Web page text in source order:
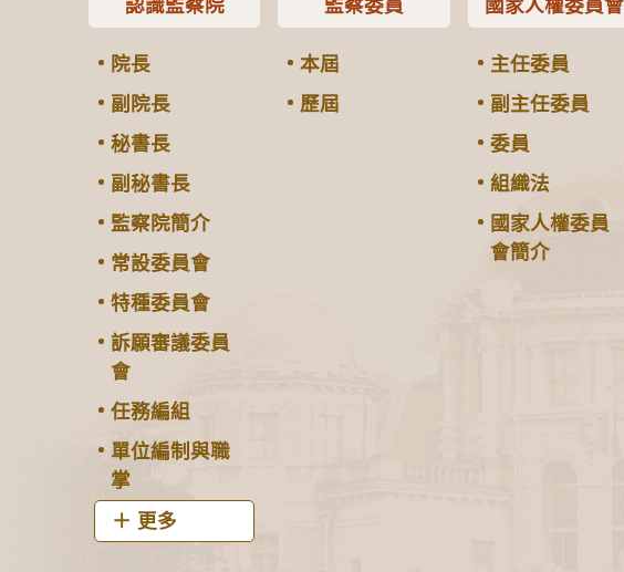
認識監察院
院長
副院長
秘書長
副秘書長
監察院簡介
常設委員會
特種委員會
訴願審議委員
會
任務編組
單位編制與職
掌
更多
監察委員
本屆
歷屆
國家人權委員會
主任委員
副主任委員
委員
組織法
國家人權委員
會簡介